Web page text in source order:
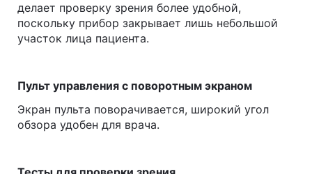
делает проверку зрения более удобной,
поскольку прибор закрывает лишь небольшой
участок лица пациента.
Пульт управления с поворотным экраном
Экран пульта поворачивается, широкий угол
обзора удобен для врача.